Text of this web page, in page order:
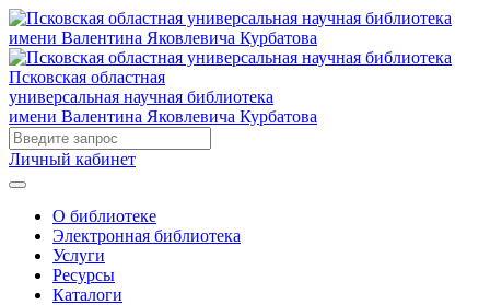
Псковская областная
универсальная научная библиотека
имени Валентина Яковлевича Курбатова
Личный кабинет
О библиотеке
Электронная библиотека
Услуги
Ресурсы
Каталоги